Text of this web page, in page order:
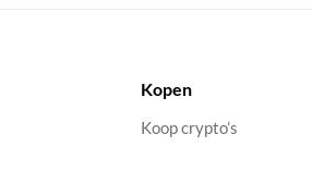
Kopen
Koop crypto’s